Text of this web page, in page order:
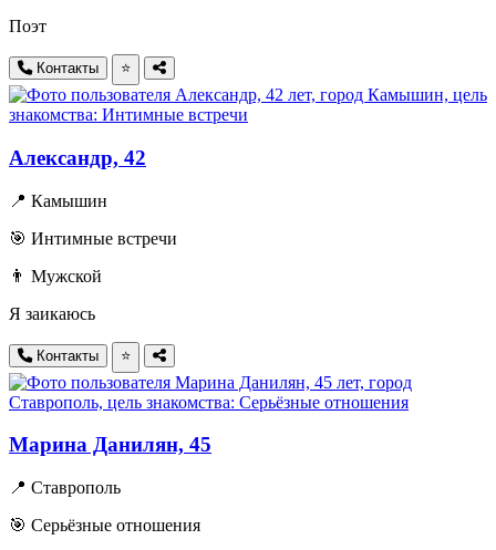
Поэт
Контакты ⭐
Александр, 42
📍 Камышин
🎯 Интимные встречи
👨 Мужской
Я заикаюсь
Контакты ⭐
Марина Данилян, 45
📍 Ставрополь
🎯 Серьёзные отношения